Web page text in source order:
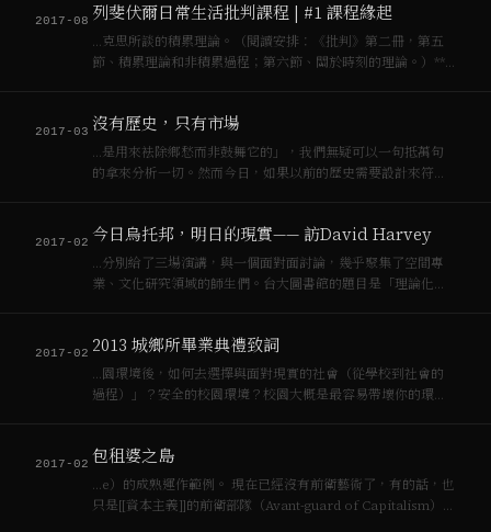
夾縫裡頭找到新的看法，告…
2017-08 列斐伏爾日常生活批判課程 | #1 課程緣起
…克思所談的積累理論。（閱讀安排：《批判》第二冊，第五
節、積累理論和非積累過程；第六節、關於時刻的理論。）**
反面的、非積累的過程？這個非…
2017-03 沒有歷史，只有市場
…是用來袪除鄉愁而非鼓舞它的」，我們無疑可以一句抵萬句
的拿來分析一切。然而今日，如果以前的歷史需要設計來符合
定不會同意，但我們應該更基進（或徹底…
2017-02 今日烏托邦，明日的現實—— 訪David Harvey
…分別給了三場演講，與一個面對面討論，幾乎聚集了空間專
業、文化研究領域的師生們。台大圖書館的題目是「理論化空
細，孜孜不倦。到紐約市立大學CUN…
2017-02 2013 城鄉所畢業典禮致詞
…園環境後，如何去選擇與面對現實的社會（從學校到社會的
過程）」？安全的校園環境？校園大概是最容易帶壞你的環境
的一個年代？我也許是個特例，在研一下…
2017-02 包租婆之島
…e）的成熟運作範例。 現在已經沒有前衛藝術了，有的話，也
只是[[資本主義]]的前衛部隊（Avant-guard of Capitalism）。